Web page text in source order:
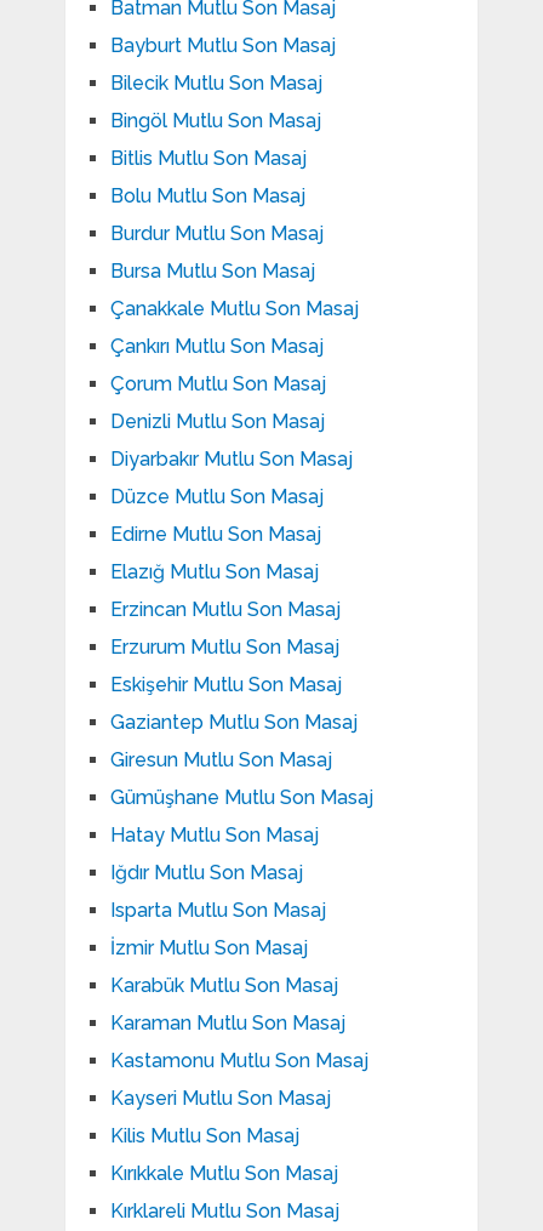
Batman Mutlu Son Masaj
Bayburt Mutlu Son Masaj
Bilecik Mutlu Son Masaj
Bingöl Mutlu Son Masaj
Bitlis Mutlu Son Masaj
Bolu Mutlu Son Masaj
Burdur Mutlu Son Masaj
Bursa Mutlu Son Masaj
Çanakkale Mutlu Son Masaj
Çankırı Mutlu Son Masaj
Çorum Mutlu Son Masaj
Denizli Mutlu Son Masaj
Diyarbakır Mutlu Son Masaj
Düzce Mutlu Son Masaj
Edirne Mutlu Son Masaj
Elazığ Mutlu Son Masaj
Erzincan Mutlu Son Masaj
Erzurum Mutlu Son Masaj
Eskişehir Mutlu Son Masaj
Gaziantep Mutlu Son Masaj
Giresun Mutlu Son Masaj
Gümüşhane Mutlu Son Masaj
Hatay Mutlu Son Masaj
Iğdır Mutlu Son Masaj
Isparta Mutlu Son Masaj
İzmir Mutlu Son Masaj
Karabük Mutlu Son Masaj
Karaman Mutlu Son Masaj
Kastamonu Mutlu Son Masaj
Kayseri Mutlu Son Masaj
Kilis Mutlu Son Masaj
Kırıkkale Mutlu Son Masaj
Kırklareli Mutlu Son Masaj